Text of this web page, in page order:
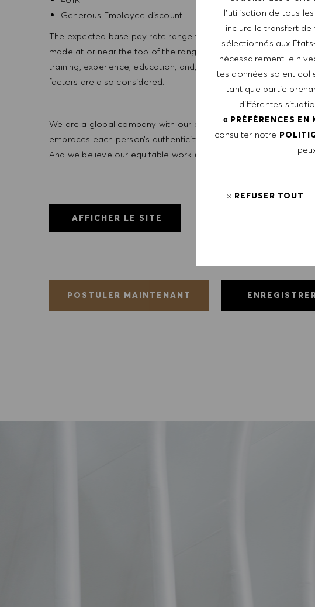
l’utilisation de tous
inclure le transfert
sélectionnés aux
nécessairement le
tes données soient
tant que partie
différentes
« PRÉFÉRENCES
consulter notre
REFUSER TOUT
Generous Employee discount
The expected base pay rate range for this position is from $17/
made at or near the top of the range. Offers are based on a
training, experience, education, and, where applicable,
factors are also considered.
We are a global company with our employees representative
embraces each person’s authenticity and individuality. We are
And we believe our equitable work environment helps unleash
AFFICHER LE SITE
POSTULER MAINTENANT